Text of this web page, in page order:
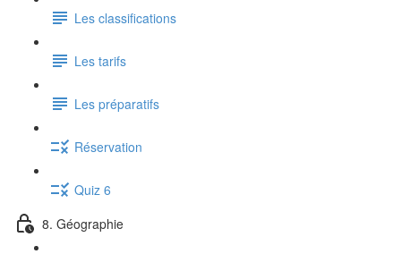
Les classifications
Les tarifs
Les préparatifs
Réservation
Quiz 6
8. Géographie